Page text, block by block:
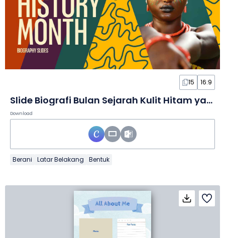
15 16:9
Slide Biografi Bulan Sejarah Kulit Hitam yang Kreatif
Download
Berani Latar Belakang Bentuk